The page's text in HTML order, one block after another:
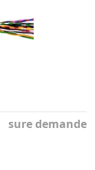
sure demande